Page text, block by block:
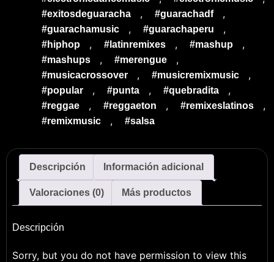
#exitosdeguaracha , #guarachadf ,
#guarachamusic , #guarachaperu ,
#hiphop , #latinremixes , #mashup ,
#mashups , #merengue ,
#musicacrossover , #musicremixmusic ,
#popular , #punta , #quebradita ,
#reggae , #reggaeton , #remixeslatinos ,
#remixmusic , #salsa
Descripción Información adicional
Valoraciones (0) Más productos
Descripción
Sorry, but you do not have permission to view this